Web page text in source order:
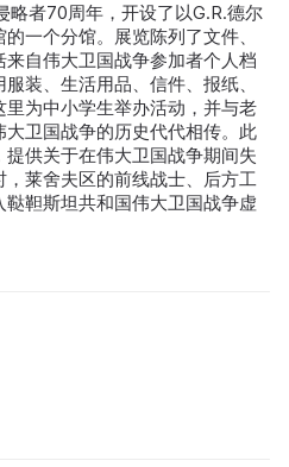
略者70周年，开设了以G.R.德尔
一个分馆。展览陈列了文件、
自伟大卫国战争参加者个人档
装、生活用品、信件、报纸、
为中小学生举办活动，并与老
卫国战争的历史代代相传。此
供关于在伟大卫国战争期间失
莱舍夫区的前线战士、后方工
靼斯坦共和国伟大卫国战争虚